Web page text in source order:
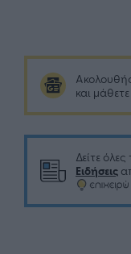
και
Δείτε όλες
Ειδήσεις